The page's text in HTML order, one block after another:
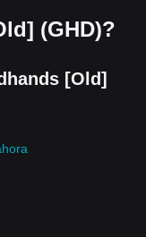
(GHD)?
[Old]